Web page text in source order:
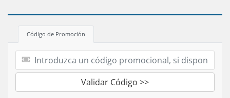
Código de Promoción
Validar Código >>